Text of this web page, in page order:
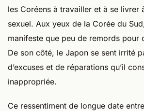
les Coréens à travailler et à se livrer
sexuel. Aux yeux de la Corée du
manifeste que peu de remords pour
De son côté, le Japon se sent irrité
d’excuses et de réparations qu’il
inappropriée.
Ce ressentiment de longue date